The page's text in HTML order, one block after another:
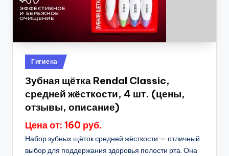
Опубликовано
в
Гигиена
Зубная щётка Rendal Classic,
средней жёсткости, 4 шт. (цены,
отзывы, описание)
Цена от: 160 руб.
Набор зубных щёток средней жёсткости — отличный
выбор для поддержания здоровья полости рта. Она